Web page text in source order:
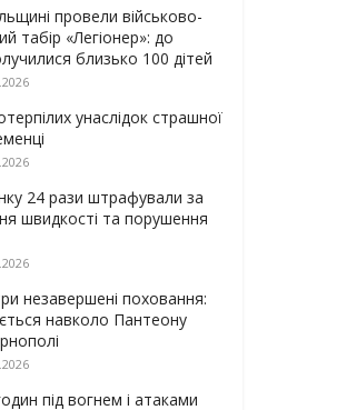
провели військово-
табір «Легіонер»: до
близько 100 дітей
унаслідок страшної
24 рази штрафували за
швидкості та порушення
незавершені поховання:
навколо Пантеону
під вогнем і атаками